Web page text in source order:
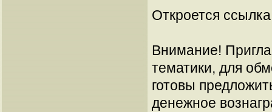
Откроется
Внимание!
тематики, для
готовы
денежное